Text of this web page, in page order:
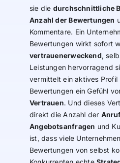
sie die durchschnittliche
Anzahl der Bewertungen
Kommentare. Ein
Bewertungen wirkt sofort
vertrauenerweckend,
Leistungen hervorragend
vermittelt ein aktives Profil
Bewertungen ein Gefühl
Vertrauen. Und dieses
direkt die Anzahl der
Angebotsanfragen und
ist, dass viele
Bewertungen von selbst